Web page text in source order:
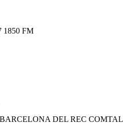
DEL REC COMTAL